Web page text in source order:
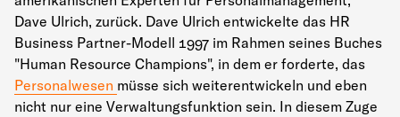
Dave Ulrich, zurück. Dave Ulrich entwickelte das HR
Business Partner-Modell 1997 im Rahmen seines Buches
"Human Resource Champions", in dem er forderte, das
Personalwesen müsse sich weiterentwickeln und eben
nicht nur eine Verwaltungsfunktion sein. In diesem Zuge